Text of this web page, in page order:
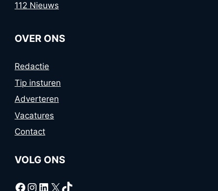
112 Nieuws
OVER ONS
Redactie
Tip insturen
Adverteren
Vacatures
Contact
VOLG ONS
Facebook
Instagram
LinkedIn
X TikTok